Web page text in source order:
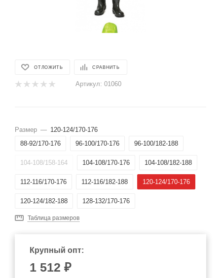
ОТЛОЖИТЬ СРАВНИТЬ
Артикул: 01060
Размер — 120-124/170-176
88-92/170-176
96-100/170-176 96-100/182-188
104-108/158-164 104-108/170-176 104-108/182-188
112-116/170-176 112-116/182-188 120-124/170-176
120-124/182-188 128-132/170-176
Таблица размеров
Крупный опт:
1 512 ₽